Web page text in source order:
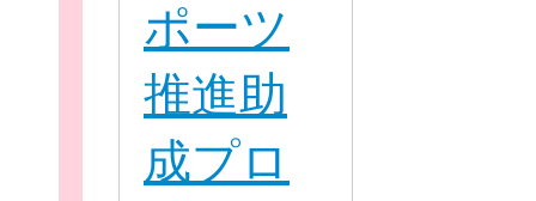
ポーツ
推進助
成プロ